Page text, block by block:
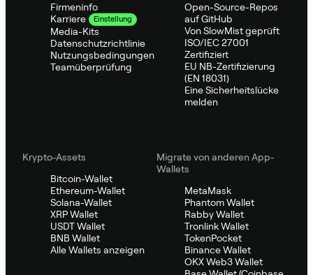
Firmeninfo
Karriere
Einstellung
Media-Kits
Datenschutzrichtlinie
Nutzungsbedingungen
Teamüberprüfung
Open-Source-Repos
auf GitHub
Von SlowMist geprüft
ISO/IEC 27001
Zertifiziert
EU NB-Zertifizierung
(EN 18031)
Eine Sicherheitslücke
melden
Krypto-Assets
Bitcoin-Wallet
Ethereum-Wallet
Solana-Wallet
XRP Wallet
USDT Wallet
BNB Wallet
Alle Wallets anzeigen
Migrate von anderen App-
Wallets
MetaMask
Phantom Wallet
Rabby Wallet
Tronlink Wallet
TokenPocket
Binance Wallet
OKX Web3 Wallet